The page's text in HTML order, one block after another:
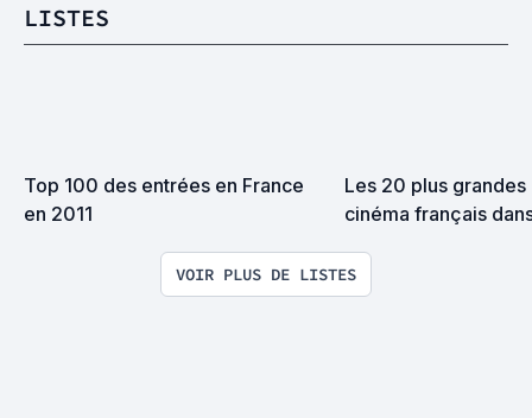
LISTES
Top 100 des entrées en France
en 2011
Les 20 plus grandes
cinéma français
VOIR PLUS DE LISTES